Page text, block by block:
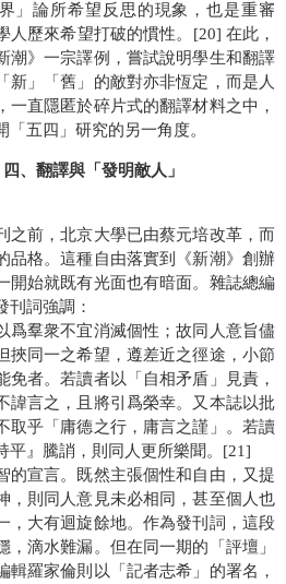
」論所希望反思的現象，也是重審
人歷來希望打破的慣性。[20] 在此，
潮》一宗譯例，嘗試說明學生和翻譯
新」「舊」的敵對亦非恆定，而是人
一直隱匿於碎片式的翻譯材料之中，
「五四」研究的另一角度。
四、翻譯與「發明敵人」
之前，北京大學已由蔡元培改革，而
品格。這種自由落實到《新潮》創辦
開始就既有光面也有暗面。雜誌總編
刊詞強調：
爲羣衆不宜消滅個性；故同人意旨儘
挾同一之希望，遵差近之徑途，小節
免者。若讀者以「自相矛盾」見責，
諱言之，且將引爲榮幸。又本誌以批
取乎「庸德之行，庸言之謹」。若讀
平』騰誚，則同人更所樂聞。[21]
的宣言。既然主張個性和自由，又提
，則同人意見未必相同，甚至個人也
，大有迴旋餘地。作為發刊詞，這段
，滴水難漏。但在同一期的「評壇」
輯羅家倫則以「記者志希」的署名，